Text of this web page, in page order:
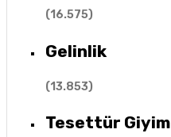
(16.575)
Gelinlik
(13.853)
Tesettür Giyim